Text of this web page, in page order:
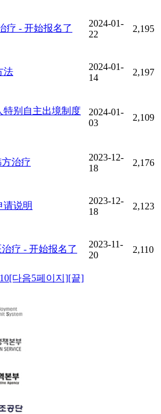
疗 - 开始报名了
2024-01-
22
2,195
法
2024-01-
14
2,197
特别自主出境制度
2024-01-
03
2,109
方治疗
2023-12-
18
2,176
请说明
2023-12-
18
2,123
疗 - 开始报名了
2023-11-
20
2,110
10[다음5페이지][끝]